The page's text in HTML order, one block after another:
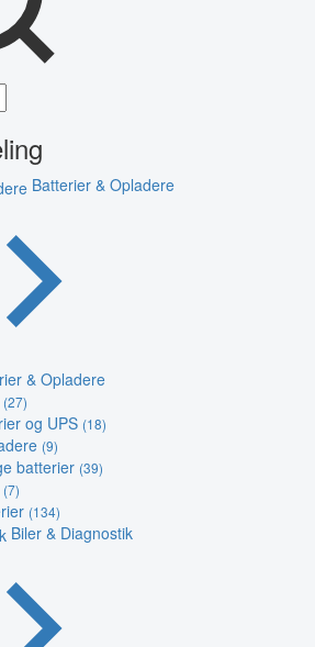
Batterier & Opladere
& Opladere
(27)
og UPS (18)
(9)
batterier (39)
(7)
(134)
Biler & Diagnostik